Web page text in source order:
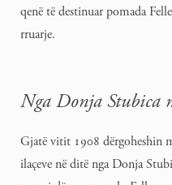
qenë të destinuar pomada
rruarje.
Nga Donja Stubica
Gjatë vitit 1908 dërgoheshin
ilaçeve në ditë nga Donja